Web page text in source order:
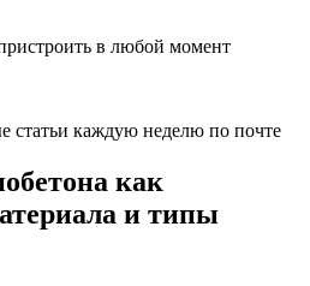
в любой момент
статьи каждую неделю по почте
как
и типы